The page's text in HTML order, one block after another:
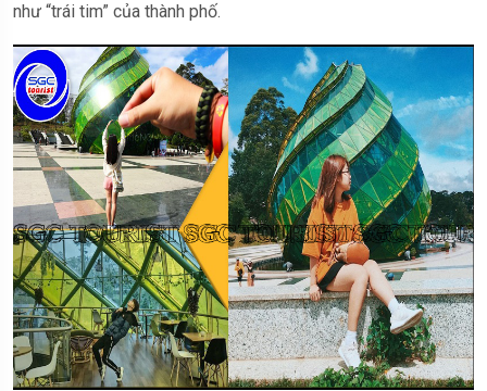
như “trái tim” của thành phố.